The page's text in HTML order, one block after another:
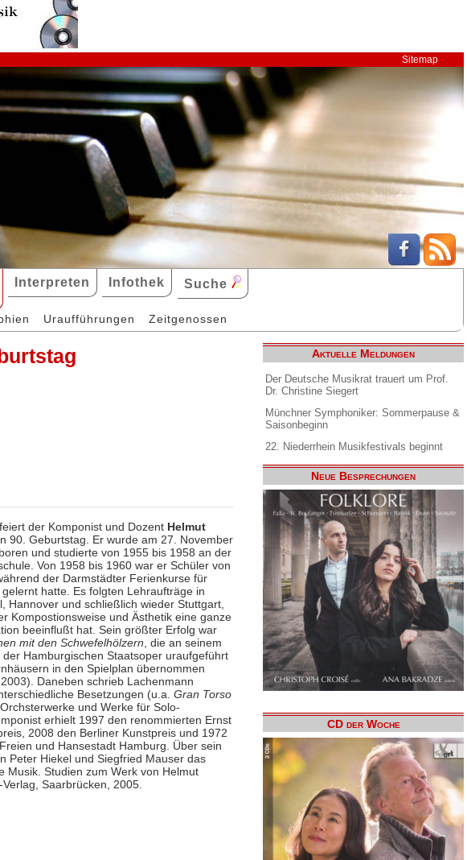
Sitemap
Interpreten Infothek Suche
Uraufführungen Zeitgenossen
der Komponist und DozentHelmut
90. Geburtstag. Er wurde am 27. November
und studierte von 1955 bis 1958 an der
Von 1958 bis 1960 war er Schüler von
der Darmstädter Ferienkurse für
hatte. Es folgten Lehraufträge in
Hannover und schließlich wieder Stuttgart,
Kompostionsweise und Ästhetik eine ganze
beeinflußt hat. Sein größter Erfolg war
mit den Schwefelhölzern , die an seinem
Hamburgischen Staatsoper uraufgeführt
in den Spielplan übernommen
Daneben schrieb Lachenmann
Besetzungen (u.a. Gran Torso
und Werke für Solo-
erhielt 1997 den renommierten Ernst
2008 den Berliner Kunstpreis und 1972
und Hansestadt Hamburg. Über sein
Peter Hiekel und Siegfried Mauser das
Musik. Studien zum Werk von Helmut
Saarbrücken, 2005.
Aktuelle Meldungen
Der Deutsche Musikrat trauert um Prof.
Dr. Christine Siegert
Münchner Symphoniker: Sommerpause &
Saisonbeginn
22. Niederrhein Musikfestivals beginnt
Neue Besprechungen
CD der Woche